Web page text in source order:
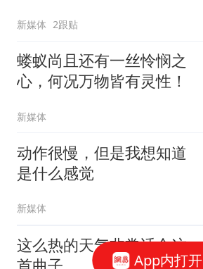
新媒体 2跟贴
蝼蚁尚且还有一丝怜悯之
心，何况万物皆有灵性！
新媒体
动作很慢，但是我想知道
是什么感觉
新媒体
这么热的天气非常适合这
App内打开